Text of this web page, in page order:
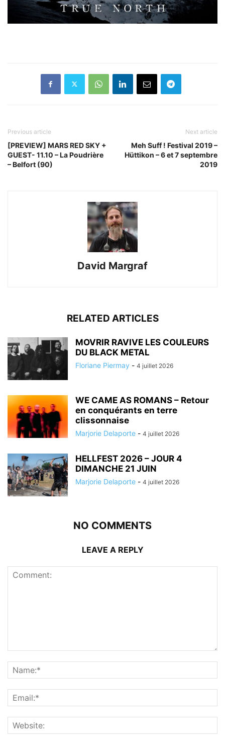
Previous article
[PREVIEW] MARS RED SKY +
GUEST- 11.10 – La Poudrière
– Belfort (90)
Next article
Meh Suff ! Festival 2019 –
Hüttikon – 6 et 7 septembre
2019
David Margraf
RELATED ARTICLES
MOVRIR RAVIVE LES COULEURS
DU BLACK METAL
Floriane Piermay - 4 juillet 2026
WE CAME AS ROMANS – Retour
en conquérants en terre
clissonnaise
Marjorie Delaporte - 4 juillet 2026
HELLFEST 2026 – JOUR 4
DIMANCHE 21 JUIN
Marjorie Delaporte - 4 juillet 2026
NO COMMENTS
LEAVE A REPLY